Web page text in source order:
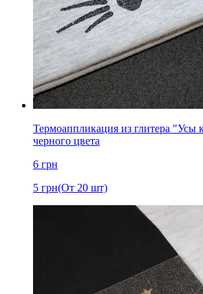
Термоаппликация из глитера "Усы
черного цвета
6 грн
5 грн(От 20 шт)